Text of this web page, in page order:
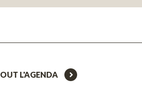
L'AGENDA